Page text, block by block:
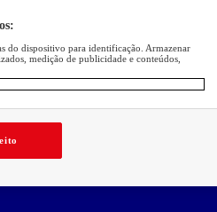
do dispositivo para identificação. Armazenar
medição de publicidade e conteúdos,